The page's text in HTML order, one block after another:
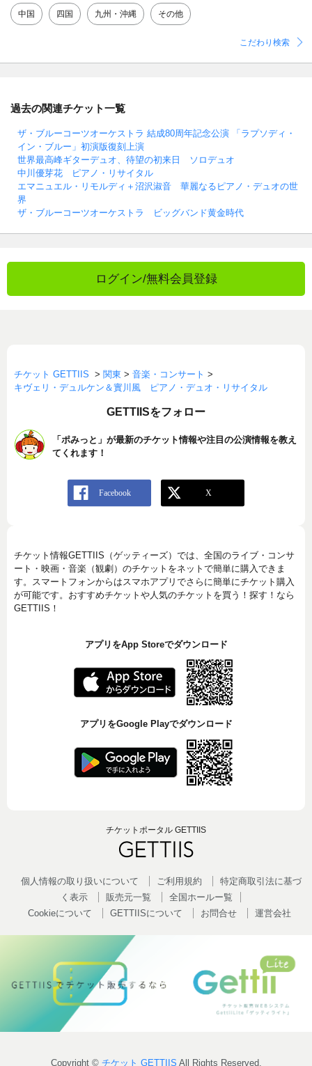
中国 四国 九州・沖縄 その他
こだわり検索
過去の関連チケット一覧
ザ・ブルーコーツオーケストラ 結成80周年記念公演 「ラプソディ・
イン・ブルー」初演版復刻上演
世界最高峰ギターデュオ、待望の初来日 ソロデュオ
中川優芽花 ピアノ・リサイタル
エマニュエル・リモルディ＋沼沢淑音 華麗なるピアノ・デュオの世
界
ザ・ブルーコーツオーケストラ ビッグバンド黄金時代
ログイン/無料会員登録
チケット GETTIIS > 関東 > 音楽・コンサート >
キヴェリ・デュルケン＆實川風 ピアノ・デュオ・リサイタル
GETTIISをフォロー
「ポみっと」が最新のチケット情報や注目の公演情報を教え
てくれます！
チケット情報GETTIIS（ゲッティーズ）では、全国のライブ・コンサ
ート・映画・音楽（観劇）のチケットをネットで簡単に購入できま
す。スマートフォンからはスマホアプリでさらに簡単にチケット購入
が可能です。おすすめチケットや人気のチケットを買う！探す！なら
GETTIIS！
アプリをApp Storeでダウンロード
アプリをGoogle Playでダウンロード
チケットポータル GETTIIS
個人情報の取り扱いについて ご利用規約
特定商取引法に基づ
く表示
販売元一覧
全国ホールー覧
Cookieについて
GETTIISについて お問合せ 運営会社
Copyright © チケット GETTIIS All Rights Reserved.